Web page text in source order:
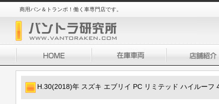
商用バン＆トランポ！働く車専門店です。
H.30(2018)年 スズキ エブリイ PC リミテッド ハイルーフ